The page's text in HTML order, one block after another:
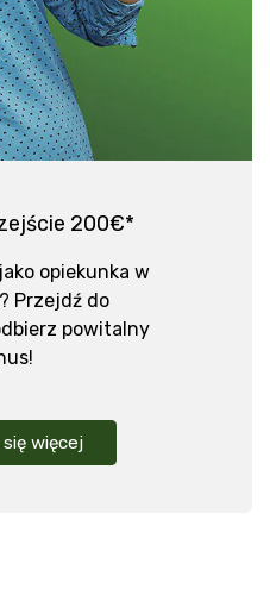
200€*
opiekunka w
Przejdź do
powitalny
więcej